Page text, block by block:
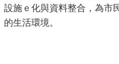
常
見
問
設施ｅ化與資料整合，為市
的生活環境。